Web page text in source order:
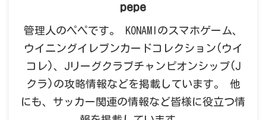
pepe
管理人のペペです。 KONAMIのスマホゲーム、
ウイニングイレブンカードコレクション(ウイ
コレ)、Jリーグクラブチャンピオンシップ(J
クラ)の攻略情報などを掲載しています。 他
にも、サッカー関連の情報など皆様に役立つ情